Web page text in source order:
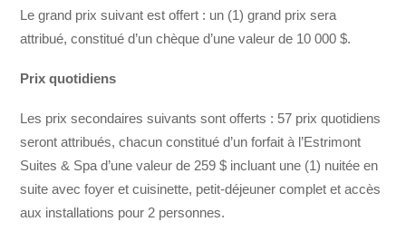
Le grand prix suivant est offert : un (1) grand prix sera
attribué, constitué d’un chèque d’une valeur de 10 000 $.
Prix quotidiens
Les prix secondaires suivants sont offerts : 57 prix quotidiens
seront attribués, chacun constitué d’un forfait à l’Estrimont
Suites & Spa d’une valeur de 259 $ incluant une (1) nuitée en
suite avec foyer et cuisinette, petit-déjeuner complet et accès
aux installations pour 2 personnes.